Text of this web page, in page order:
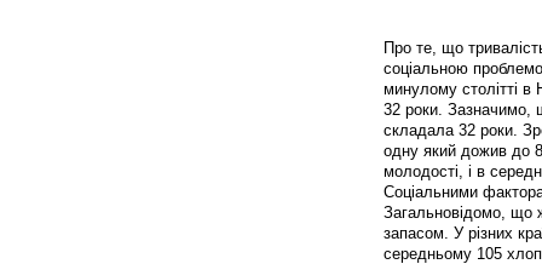
Про те, що
соціальною
минулому столітті в
32 роки.
складала 32 роки.
одну який дожив до
молодості, і в
Соціальними
Загальновідомо, що
запасом. У різних
середньому 105